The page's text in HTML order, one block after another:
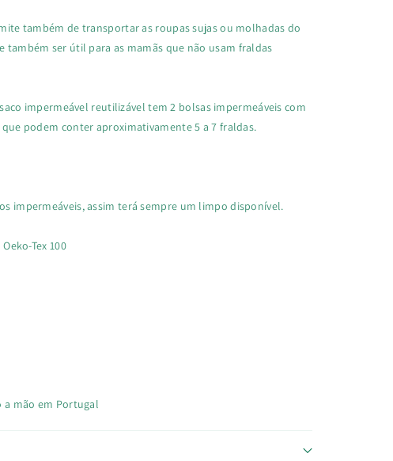
também de transportar as roupas sujas ou molhadas do
também ser útil para as mamãs que não usam fraldas
impermeável reutilizável tem 2 bolsas impermeáveis com
podem conter aproximativamente 5 a 7 fraldas.
impermeáveis, assim terá sempre um limpo disponível.
Tex 100
a mão em Portugal